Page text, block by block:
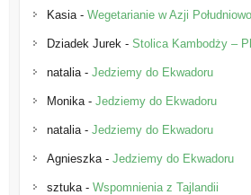
Kasia- Wegetarianie w Azji
Dziadek Jurek - Stolica Kambodży –
natalia- Jedziemy do Ekwadoru
Monika- Jedziemy do Ekwadoru
natalia- Jedziemy do Ekwadoru
Agnieszka- Jedziemy do Ekwadoru
sztuka- Wspomnienia z Tajlandii